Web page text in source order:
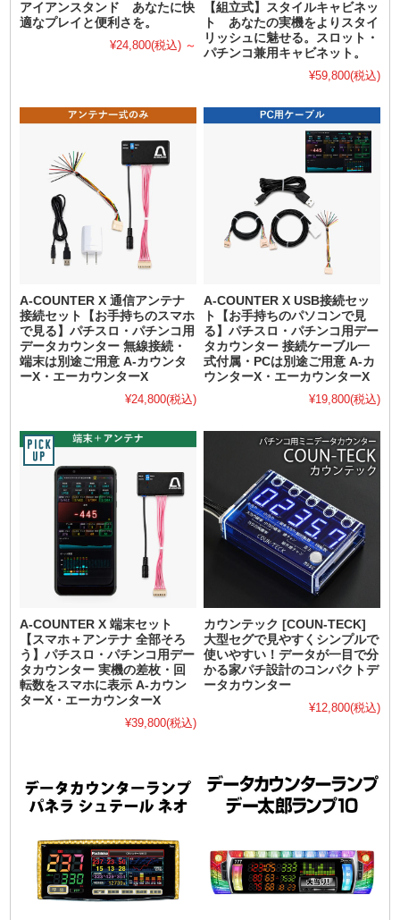
アイアンスタンド あなたに快
適なプレイと便利さを。
¥24,800(税込) ～
【組立式】スタイルキャビネッ
ト あなたの実機をよりスタイ
リッシュに魅せる。スロット・
パチンコ兼用キャビネット。
¥59,800(税込)
A-COUNTER X 通信アンテナ
接続セット【お手持ちのスマホ
で見る】パチスロ・パチンコ用
データカウンター 無線接続・
端末は別途ご用意 A-カウンタ
ーX・エーカウンターX
¥24,800(税込)
A-COUNTER X USB接続セッ
ト【お手持ちのパソコンで見
る】パチスロ・パチンコ用デー
タカウンター 接続ケーブル一
式付属・PCは別途ご用意 A-カ
ウンターX・エーカウンターX
¥19,800(税込)
A-COUNTER X 端末セット
【スマホ＋アンテナ 全部そろ
う】パチスロ・パチンコ用デー
タカウンター 実機の差枚・回
転数をスマホに表示 A-カウン
ターX・エーカウンターX
¥39,800(税込)
カウンテック [COUN-TECK]
大型セグで見やすくシンプルで
使いやすい！データが一目で分
かる家パチ設計のコンパクトデ
ータカウンター
¥12,800(税込)